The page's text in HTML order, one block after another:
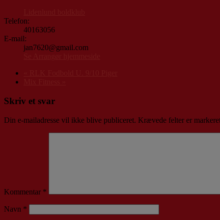
Telefon:
40163056
E-mail:
jan7620@gmail.com
Skriv et svar
Din e-mailadresse vil ikke blive publiceret. Krævede felter er
Kommentar *
Navn *